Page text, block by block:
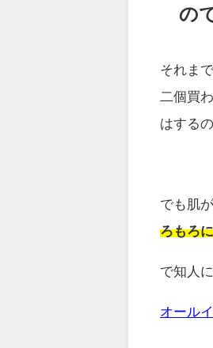
の
それま
二個買
はする
でも肌
ろもろ
で知人
オール